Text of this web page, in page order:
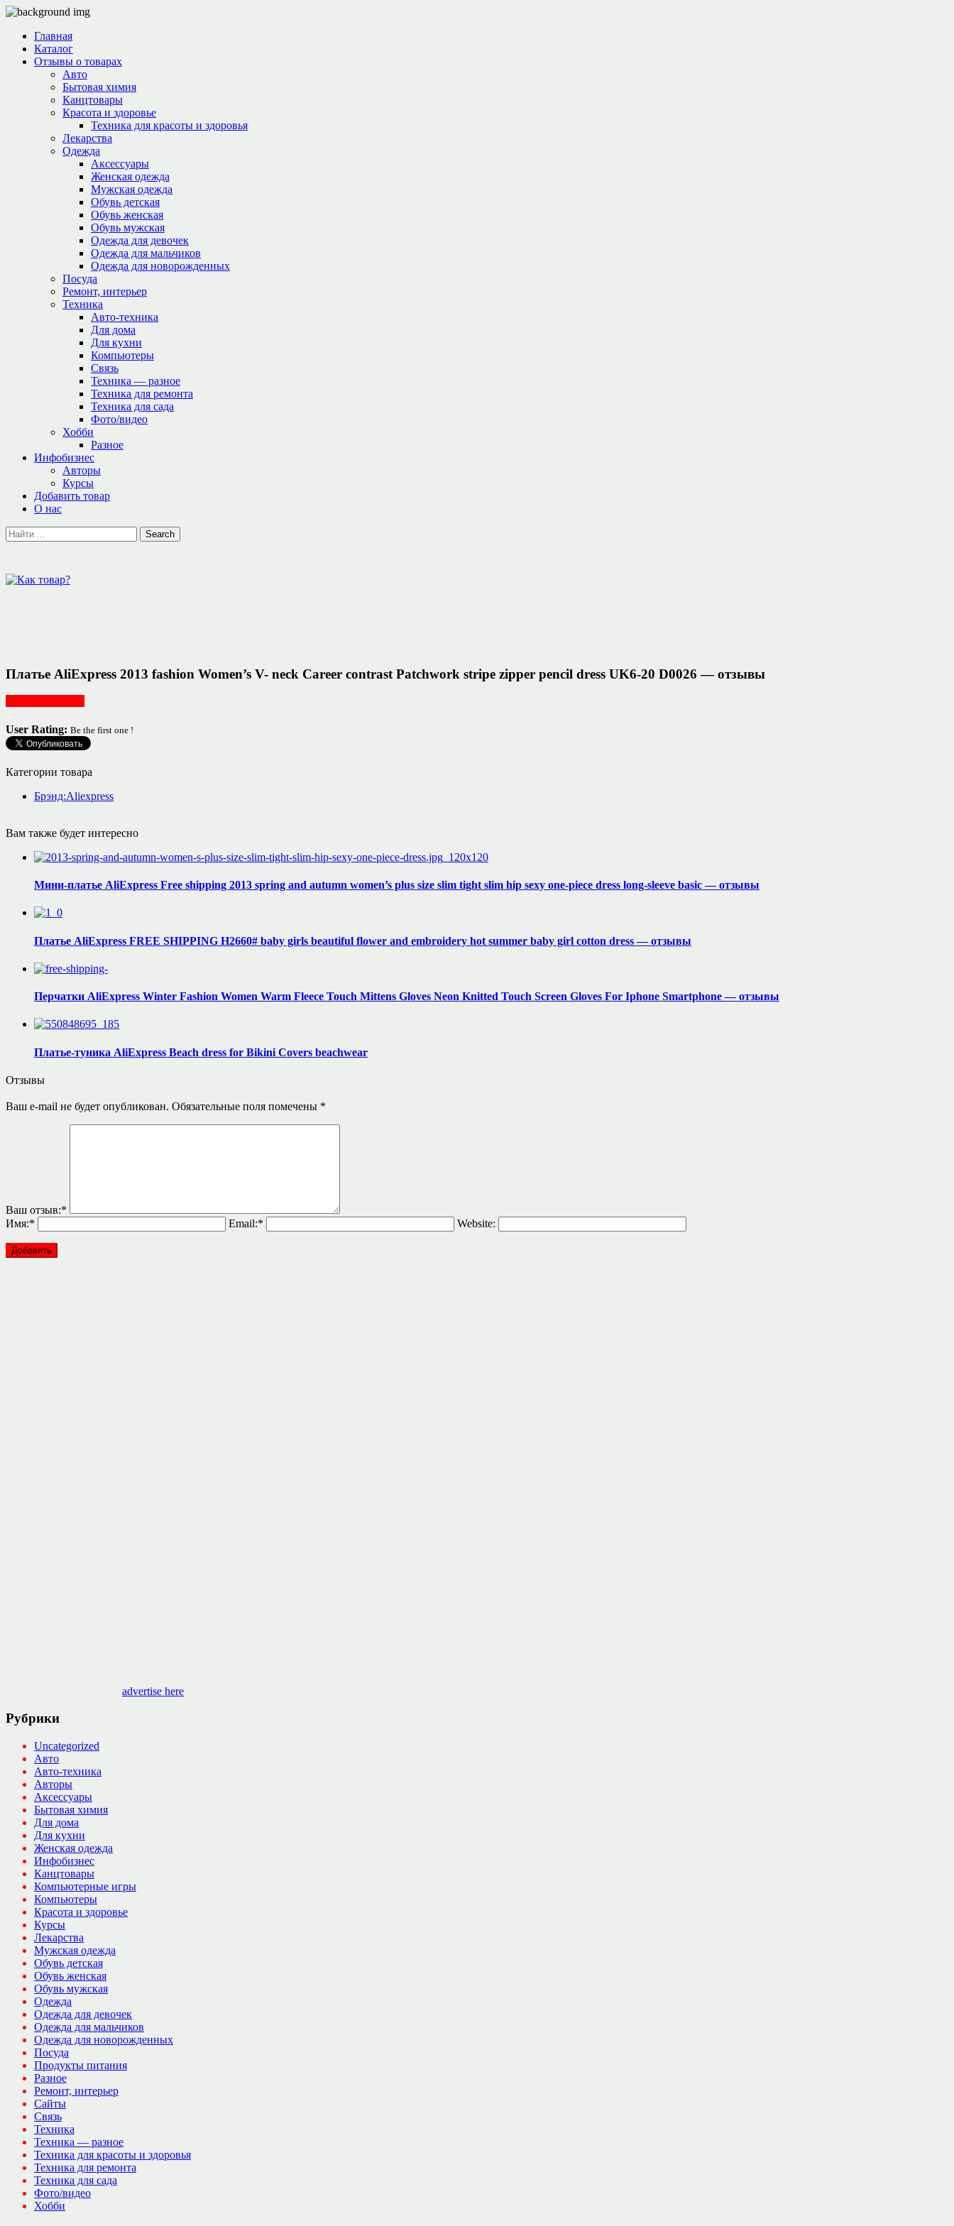
Главная
Каталог
Отзывы о товарах
Авто
Бытовая химия
Канцтовары
Красота и здоровье
Техника для красоты и здоровья
Лекарства
Одежда
Аксессуары
Женская одежда
Мужская одежда
Обувь детская
Обувь женская
Обувь мужская
Одежда для девочек
Одежда для мальчиков
Одежда для новорожденных
Посуда
Ремонт, интерьер
Техника
Авто-техника
Для дома
Для кухни
Компьютеры
Связь
Техника — разное
Техника для ремонта
Техника для сада
Фото/видео
Хобби
Разное
Инфобизнес
Авторы
Курсы
Добавить товар
О нас
Платье AliExpress 2013 fashion Women’s V- neck Career contrast Patchwork stripe zipper pencil dress UK6-20 D0026 — отзывы
User Rating: Be the first one !
Категории товара
Брэнд:Aliexpress
Вам также будет интересно
Мини-платье AliExpress Free shipping 2013 spring and autumn women’s plus size slim tight slim hip sexy one-piece dress long-sleeve basic — отзывы
Платье AliExpress FREE SHIPPING H2660# baby girls beautiful flower and embroidery hot summer baby girl cotton dress — отзывы
Перчатки AliExpress Winter Fashion Women Warm Fleece Touch Mittens Gloves Neon Knitted Touch Screen Gloves For Iphone Smartphone — отзывы
Платье-туника AliExpress Beach dress for Bikini Covers beachwear
Отзывы
Ваш e-mail не будет опубликован. Обязательные поля помечены *
Ваш отзыв:*
Имя:* Email:* Website:
advertise here
Рубрики
Uncategorized
Авто
Авто-техника
Авторы
Аксессуары
Бытовая химия
Для дома
Для кухни
Женская одежда
Инфобизнес
Канцтовары
Компьютерные игры
Компьютеры
Красота и здоровье
Курсы
Лекарства
Мужская одежда
Обувь детская
Обувь женская
Обувь мужская
Одежда
Одежда для девочек
Одежда для мальчиков
Одежда для новорожденных
Посуда
Продукты питания
Разное
Ремонт, интерьер
Сайты
Связь
Техника
Техника — разное
Техника для красоты и здоровья
Техника для ремонта
Техника для сада
Фото/видео
Хобби